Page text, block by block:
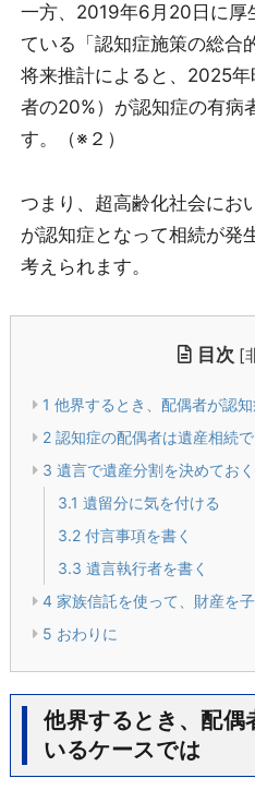
一方、2019年6月20日に厚
ている「認知症施策の総合
将来推計によると、2025
者の20%）が認知症の有病
す。（※２）
つまり、超高齢化社会にお
が認知症となって相続が発
考えられます。
目次 [
1 他界するとき、配偶者が認
2認知症の配偶者は遺産相続で
3 遺言で遺産分割を決めておく
3.1 遺留分に気を付ける
3.2付言事項を書く
3.3 遺言執行者を書く
4家族信託を使って、財産を
5 おわりに
他界するとき、配偶
いるケースでは